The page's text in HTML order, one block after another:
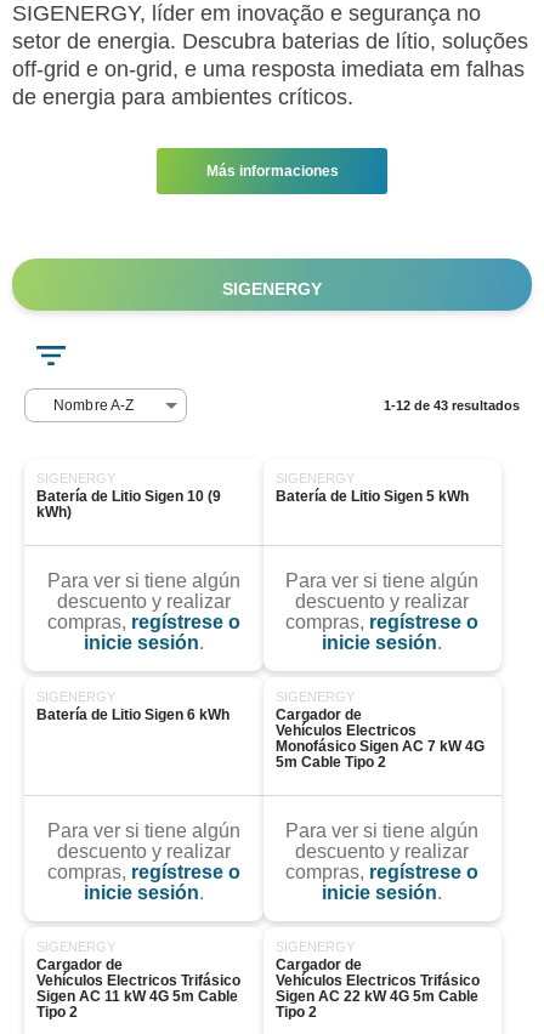
SIGENERGY, líder em inovação e segurança no
setor de energia. Descubra baterias de lítio, soluções
off-grid e on-grid, e uma resposta imediata em falhas
de energia para ambientes críticos.
Más informaciones
SIGENERGY
Nombre A-Z 1-12 de 43 resultados
SIGENERGY
Batería de Litio Sigen 10 (9
kWh)
Para ver si tiene algún
descuento y realizar
compras, regístrese o
inicie sesión.
SIGENERGY
Batería de Litio Sigen 5 kWh
Para ver si tiene algún
descuento y realizar
compras, regístrese o
inicie sesión.
SIGENERGY
Batería de Litio Sigen 6 kWh
Para ver si tiene algún
descuento y realizar
compras, regístrese o
inicie sesión.
SIGENERGY
Cargador de
Vehículos Electricos
Monofásico Sigen AC 7 kW 4G
5m Cable Tipo 2
Para ver si tiene algún
descuento y realizar
compras, regístrese o
inicie sesión.
SIGENERGY
Cargador de
Vehículos Electricos Trifásico
Sigen AC 11 kW 4G 5m Cable
Tipo 2
SIGENERGY
Cargador de
Vehículos Electricos Trifásico
Sigen AC 22 kW 4G 5m Cable
Tipo 2